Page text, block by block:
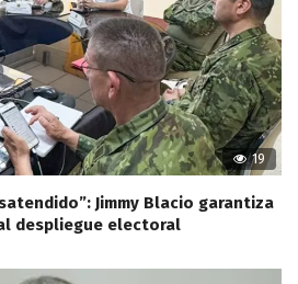
19
Jimmy Blacio garantiza
despliegue electoral